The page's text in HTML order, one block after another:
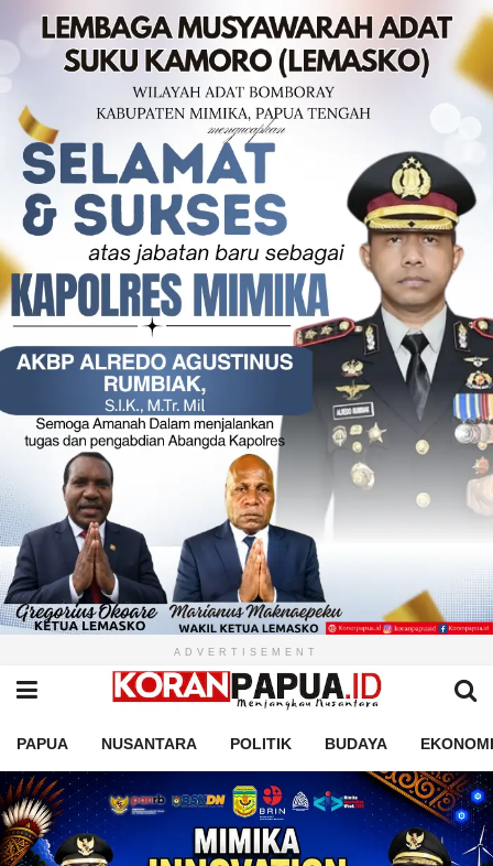
ADVERTISEMENT
PAPUA NUSANTARA POLITIK BUDAYA EKONOMI